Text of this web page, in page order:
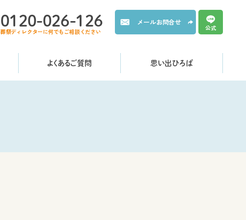
0120-026-126
葬祭ディレクターに何でもご相談ください
メールお問合せ
公式
よくあるご質問 思い出ひろば